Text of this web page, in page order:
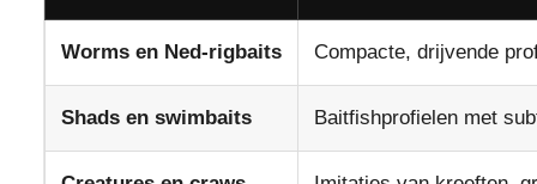
Worms en Ned-rigbaits Compacte, drijvende
Shads en swimbaits Baitfishprofielen met